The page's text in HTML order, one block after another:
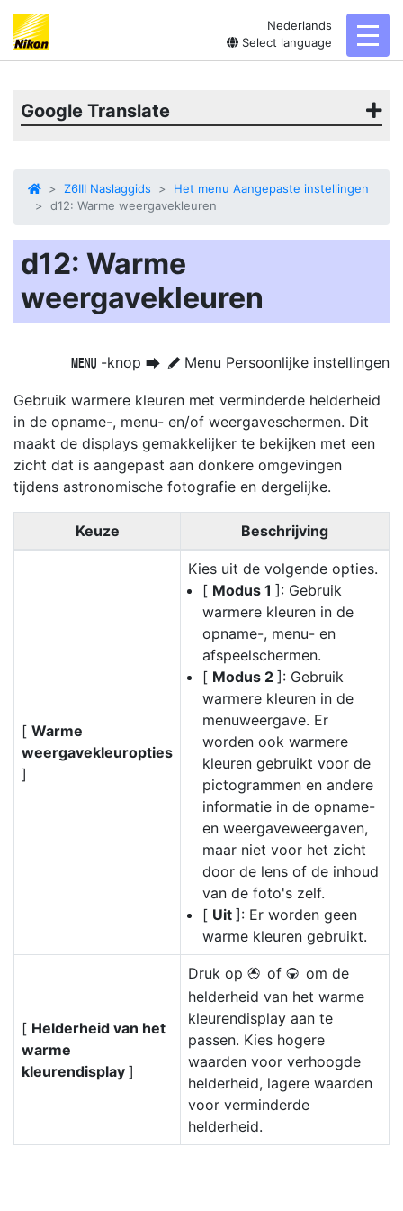
Nederlands
Select language
Google Translate
Z6III Naslaggids
Het menu Aangepaste instellingen
d12: Warme weergavekleuren
d12: Warme
weergavekleuren
G -knop U A Menu Persoonlijke instellingen
Gebruik warmere kleuren met verminderde helderheid
in de opname-, menu- en/of weergaveschermen. Dit
maakt de displays gemakkelijker te bekijken met een
zicht dat is aangepast aan donkere omgevingen
tijdens astronomische fotografie en dergelijke.
Keuze Beschrijving
[ Warme
weergavekleuropties
]
Kies uit de volgende opties.
[ Modus 1 ]: Gebruik
warmere kleuren in de
opname-, menu- en
afspeelschermen.
[ Modus 2 ]: Gebruik
warmere kleuren in de
menuweergave. Er
worden ook warmere
kleuren gebruikt voor de
pictogrammen en andere
informatie in de opname-
en weergaveweergaven,
maar niet voor het zicht
door de lens of de inhoud
van de foto's zelf.
[ Uit ]: Er worden geen
warme kleuren gebruikt.
[ Helderheid van het
warme
kleurendisplay ]
Druk op 1 of 3 om de
helderheid van het warme
kleurendisplay aan te
passen. Kies hogere
waarden voor verhoogde
helderheid, lagere waarden
voor verminderde
helderheid.